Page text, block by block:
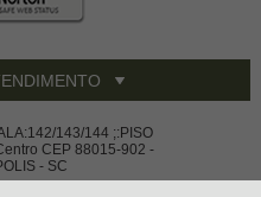
143/144 ;:PISO
CEP 88015-902 -
- SC